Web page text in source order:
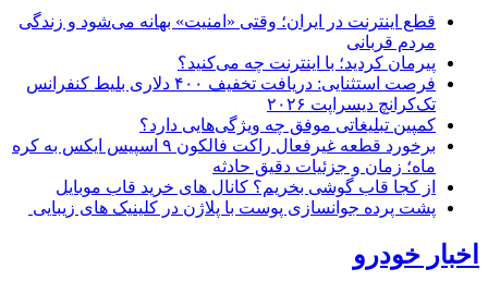
قطع اینترنت در ایران؛ وقتی «امنیت» بهانه می‌شود و زندگی
مردم قربانی
پیرمان کردید؛ با اینترنت چه می‌کنید؟
فرصت استثنایی: دریافت تخفیف ۴۰۰ دلاری بلیط کنفرانس
تک‌کرانچ دیسراپت ۲۰۲۶
کمپین تبلیغاتی موفق چه ویژگی‌هایی دارد؟
برخورد قطعه غیرفعال راکت فالکون ۹ اسپیس ایکس به کره
ماه؛ زمان و جزئیات دقیق حادثه
از کجا قاب گوشی بخریم؟ کانال های خرید قاب موبایل
پشت پرده جوانسازی پوست با پلاژن در کلینیک های زیبایی
اخبار خودرو